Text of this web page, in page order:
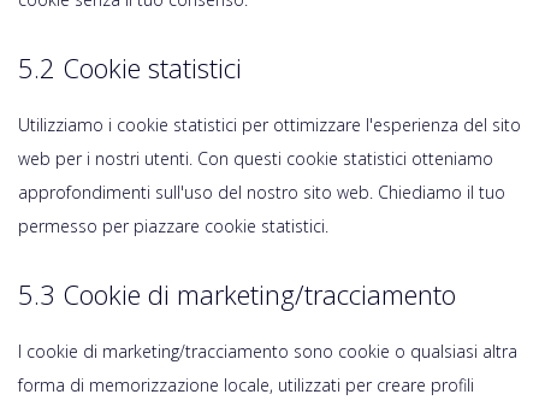
5.2 Cookie statistici
Utilizziamo i cookie statistici per ottimizzare l'esperienza del sito
web per i nostri utenti. Con questi cookie statistici otteniamo
approfondimenti sull'uso del nostro sito web. Chiediamo il tuo
permesso per piazzare cookie statistici.
5.3 Cookie di marketing/tracciamento
I cookie di marketing/tracciamento sono cookie o qualsiasi altra
forma di memorizzazione locale, utilizzati per creare profili